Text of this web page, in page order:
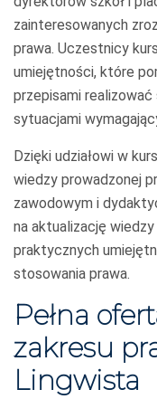
zainteresowanych
prawa. Uczestnicy
umiejętności, które
przepisami
sytuacjami
Dzięki udziałowi w
wiedzy prowadzonej
zawodowym i
na aktualizację
praktycznych
stosowania prawa.
Pełna
zakresu
Lingwista